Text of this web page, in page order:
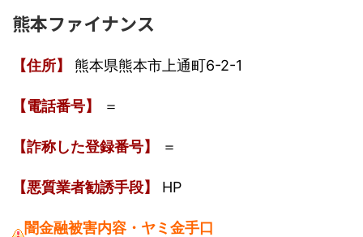
熊本ファイナンス
【住所】 熊本県熊本市上通町6-2-1
【電話番号】 ＝
【詐称した登録番号】 ＝
【悪質業者勧誘手段】 HP
闇金融被害内容・ヤミ金手口